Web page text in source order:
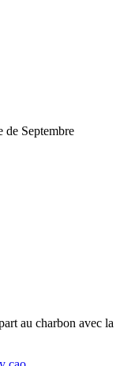
de Septembre
au charbon avec la